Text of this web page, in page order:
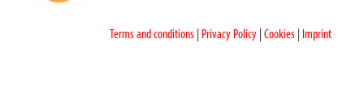
Terms and conditions Privacy Policy Cookies Imprint